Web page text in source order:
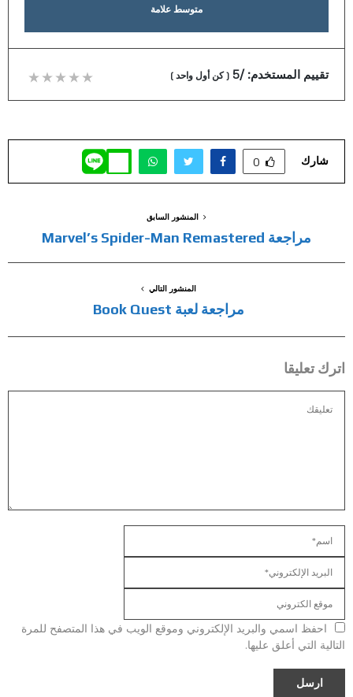
متوسط علامة
تقييم المستخدم:/5
(كن أول واحد )
شارك 0
المنشور السابق
مراجعة Marvel’s Spider-Man Remastered
المنشور التالي
مراجعة لعبة Book Quest
اترك تعليقا
احفظ اسمي والبريد الإلكتروني وموقع الويب في هذا المتصفح للمرة
التالية التي أعلق عليها.